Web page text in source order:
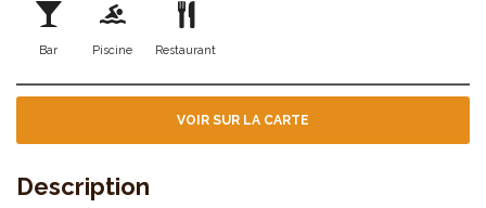
Bar Piscine Restaurant
VOIR SUR LA CARTE
Description